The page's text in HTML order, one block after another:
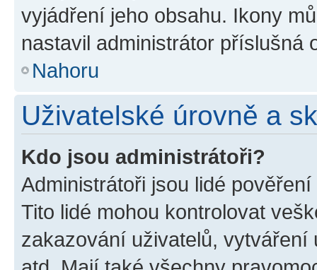
vyjádření jeho obsahu. Ikony
nastavil administrátor příslušná
Nahoru
Uživatelské úrovně a
Kdo jsou administrátoři?
Administrátoři jsou lidé
Tito lidé mohou kontrolovat
zakazování uživatelů,